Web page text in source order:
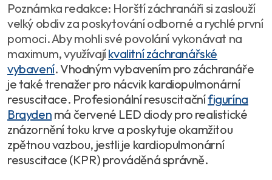
Poznámka redakce: Horští záchranáři si zaslouží
velký obdiv za poskytování odborné a rychlé první
pomoci. Aby mohli své povolání vykonávat na
maximum, využívajíkvalitní záchranářské
vybavení.Vhodným vybavením pro záchranáře
je také trenažer pro nácvik kardiopulmonární
resuscitace. Profesionální resuscitačnífigurína
Brayden má červené LED diody pro realistické
znázornění toku krve a poskytuje okamžitou
zpětnou vazbou, jestli je kardiopulmonární
resuscitace (KPR) prováděná správně.